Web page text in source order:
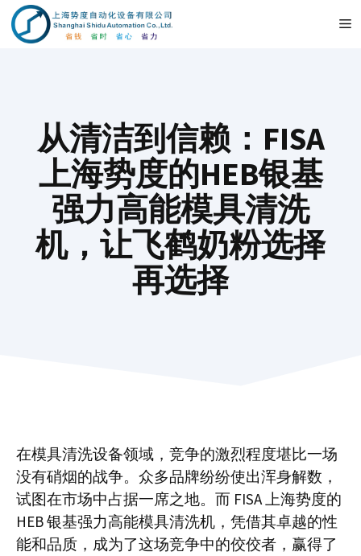
Vai
从清洁到信赖：FISA
上海势度的HEB银基
强力高能模具清洗
机，让飞鹤奶粉选择
再选择
在模具清洗设备领域，竞争的激烈程度堪比一场
没有硝烟的战争。众多品牌纷纷使出浑身解数，
试图在市场中占据一席之地。而 FISA 上海势度的
HEB 银基强力高能模具清洗机，凭借其卓越的性
能和品质，成为了这场竞争中的佼佼者，赢得了